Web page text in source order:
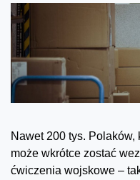
Nawet 200 tys.
może wkrótce zostać
ćwiczenia wojskowe –